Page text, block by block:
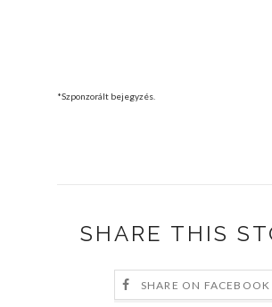
*Szponzorált bejegyzés.
SHARE THIS
SHARE ON FACEBOOK